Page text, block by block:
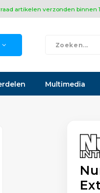
artikelen verzonden binnen
Multimedia